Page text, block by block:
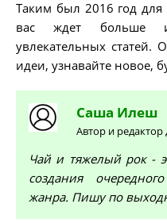
Таким был 2016 год
вас ждет больше
увлекательных статей.
идеи, узнавайте новое,
Саша Илеш
Автор и редактор
Чай и тяжелый рок -
создания
жанра. Пишу по